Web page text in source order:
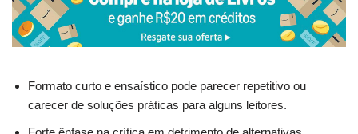
Formato curto e ensaístico pode parecer repetitivo ou
carecer de soluções práticas para alguns leitores.